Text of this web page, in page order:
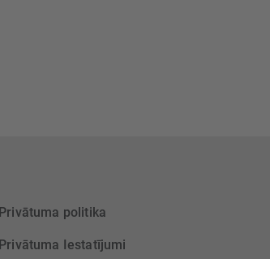
Privātuma politika
Privātuma Iestatījumi